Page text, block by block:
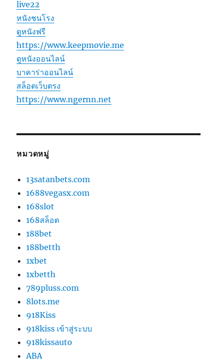
live22
หนังชนโรง
ดูหนังฟรี
https://www.keepmovie.me
ดูหนังออนไลน์
บาคาร่าออนไลน์
สล็อตเว็บตรง
https://www.ngernn.net
หมวดหมู่
13satanbets.com
1688vegasx.com
168slot
168สล็อต
188bet
188betth
1xbet
1xbetth
789pluss.com
8lots.me
918Kiss
918kiss เข้าสู่ระบบ
918kissauto
ABA